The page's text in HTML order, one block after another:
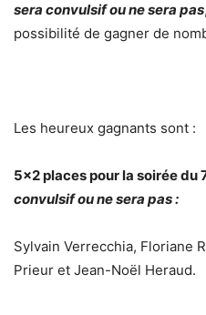
sera convulsif ou ne sera pas,
possibilité de gagner de
Les heureux gagnants sont :
5×2 places pour la soirée du
convulsif ou ne sera pas :
Sylvain Verrecchia, Floriane
Prieur et Jean-Noël Heraud.